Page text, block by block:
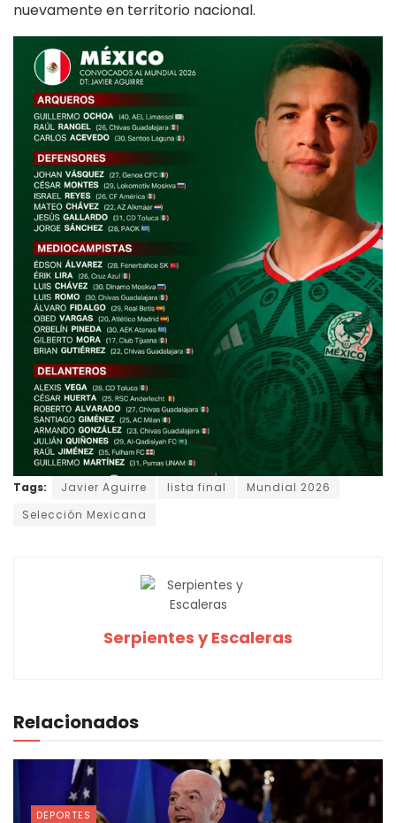
nuevamente en territorio nacional.
Tags: Javier Aguirre lista final
Mundial 2026
Selección Mexicana
Serpientes y Escaleras
Relacionados
DEPORTES